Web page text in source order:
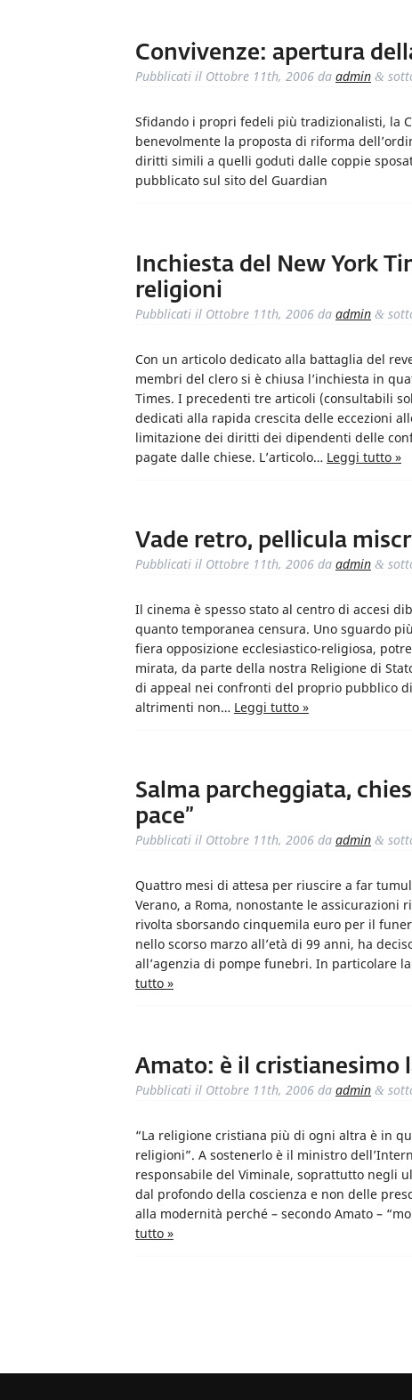
Convivenze: apertura
Pubblicati il Ottobre 11th, 2006 da admin &
Sfidando i propri fedeli più tradizionalisti, la
benevolmente la proposta di riforma
diritti simili a quelli goduti dalle coppie
pubblicato sul sito del Guardian
Inchiesta del New York
religioni
Pubblicati il Ottobre 11th, 2006 da admin &
Con un articolo dedicato alla battaglia del
membri del clero si è chiusa l’inchiesta in
Times. I precedenti tre articoli (consultabili
dedicati alla rapida crescita delle eccezioni
limitazione dei diritti dei dipendenti delle
pagate dalle chiese. L’articolo… Leggi tutto »
Vade retro, pellicula
Pubblicati il Ottobre 11th, 2006 da admin &
Il cinema è spesso stato al centro di accesi
quanto temporanea censura. Uno sguardo
fiera opposizione ecclesiastico-religiosa,
mirata, da parte della nostra Religione di
di appeal nei confronti del proprio pubblico
altrimenti non… Leggi tutto »
Salma parcheggiata,
pace”
Pubblicati il Ottobre 11th, 2006 da admin &
Quattro mesi di attesa per riuscire a far
Verano, a Roma, nonostante le assicurazioni
rivolta sborsando cinquemila euro per il
nello scorso marzo all’età di 99 anni, ha
all’agenzia di pompe funebri. In particolare
tutto »
Amato: è il cristianesimo
Pubblicati il Ottobre 11th, 2006 da admin &
“La religione cristiana più di ogni altra è in
religioni”. A sostenerlo è il ministro
responsabile del Viminale, soprattutto negli
dal profondo della coscienza e non delle
alla modernità perché – secondo Amato –
tutto »